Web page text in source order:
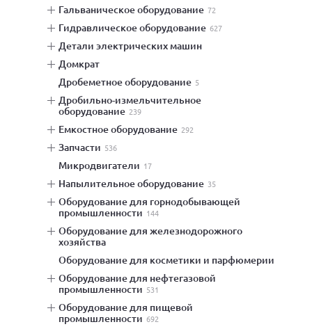
гальваническое оборудование 72
гидравлическое оборудование 627
детали электрических машин
домкрат
дробеметное оборудование 5
дробильно-измельчительное
оборудование 239
емкостное оборудование 292
запчасти 536
микродвигатели 17
напылительное оборудование 35
оборудование для горнодобывающей
промышленности 144
оборудование для железнодорожного
хозяйства
оборудование для косметики и парфюмерии
оборудование для нефтегазовой
промышленности 531
оборудование для пищевой
промышленности 692